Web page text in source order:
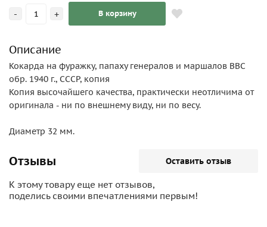
- + В корзину
Описание
Кокарда на фуражку, папаху генералов и маршалов ВВС
обр. 1940 г., СССР, копия
Копия высочайшего качества, практически неотличима от
оригинала - ни по внешнему виду, ни по весу.
Диаметр 32 мм.
Отзывы Оставить отзыв
К этому товару еще нет отзывов,
поделись своими впечатлениями первым!